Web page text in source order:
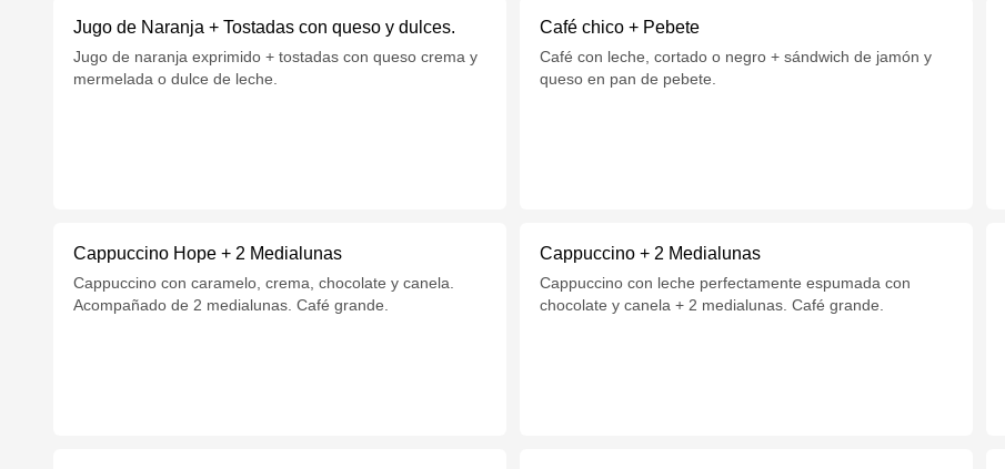
Jugo de Naranja + Tostadas con queso y dulces.
Jugo de naranja exprimido + tostadas con queso crema y
mermelada o dulce de leche.
Café chico + Pebete
Café con leche, cortado o negro + sándwich de jamón y
queso en pan de pebete.
Cappuccino Hope + 2 Medialunas
Cappuccino con caramelo, crema, chocolate y canela.
Acompañado de 2 medialunas. Café grande.
Cappuccino + 2 Medialunas
Cappuccino con leche perfectamente espumada con
chocolate y canela + 2 medialunas. Café grande.